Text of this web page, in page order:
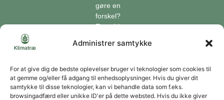
Administrer samtykke
For at give dig de bedste oplevelser bruger vi teknologier som cookies til
at gemme og/eller få adgang til enhedsoplysninger. Hvis du giver dit
samtykke til disse teknologier, kan vi behandle data som f.eks.
browsingadfærd eller unikke ID'er på dette websted. Hvis du ikke giver
gøre en
forskel?
En guide
Klimaordbogen
optager
træer
co2?